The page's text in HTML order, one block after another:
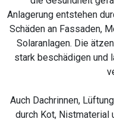
Anlagerung entstehen
Schäden an Fassaden,
Solaranlagen. Die
stark beschädigen und
Auch Dachrinnen,
durch Kot, Nistmaterial